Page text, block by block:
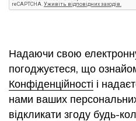
Надаючи свою
погоджуєтеся, що
Конфіденційності і
нами ваших
відкликати згоду будь-